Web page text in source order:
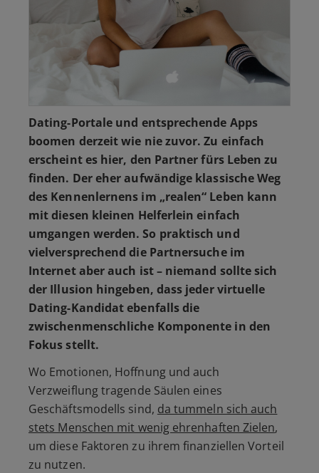
Dating-Portale und entsprechende Apps
boomen derzeit wie nie zuvor. Zu einfach
erscheint es hier, den Partner fürs Leben zu
finden. Der eher aufwändige klassische Weg
des Kennenlernens im „realen“ Leben kann
mit diesen kleinen Helferlein einfach
umgangen werden. So praktisch und
vielversprechend die Partnersuche im
Internet aber auch ist – niemand sollte sich
der Illusion hingeben, dass jeder virtuelle
Dating-Kandidat ebenfalls die
zwischenmenschliche Komponente in den
Fokus stellt.
Wo Emotionen, Hoffnung und auch
Verzweiflung tragende Säulen eines
Geschäftsmodells sind, da tummeln sich auch
stets Menschen mit wenig ehrenhaften Zielen,
um diese Faktoren zu ihrem finanziellen Vorteil
zu nutzen.